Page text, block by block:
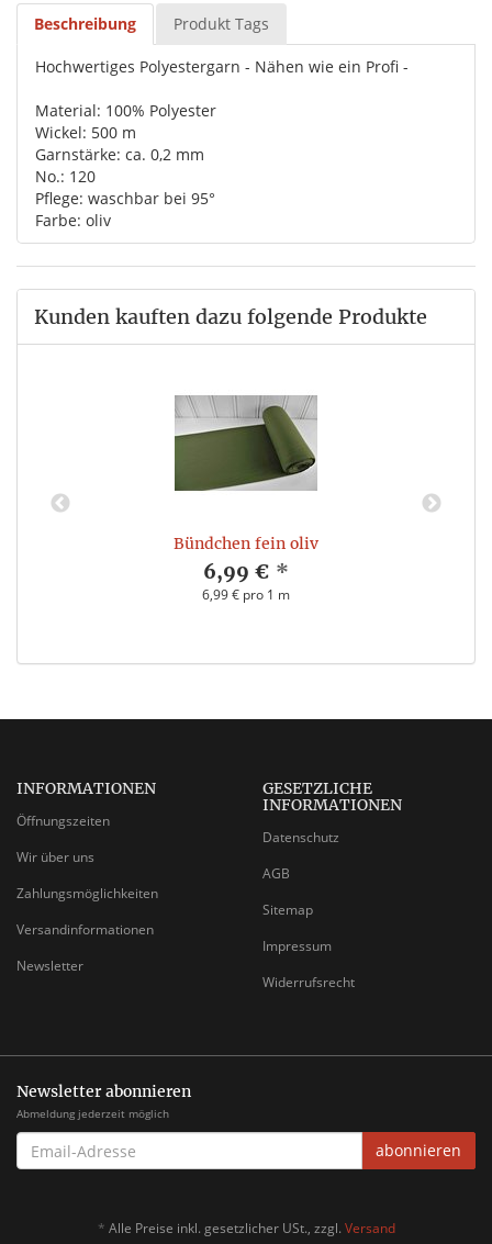
Beschreibung Produkt Tags
Hochwertiges Polyestergarn - Nähen wie ein Profi -
Material: 100% Polyester
Wickel: 500 m
Garnstärke: ca. 0,2 mm
No.: 120
Pflege: waschbar bei 95°
Farbe: oliv
Kunden kauften dazu folgende Produkte
Bündchen fein oliv
6,99 € *
6,99 € pro 1 m
INFORMATIONEN
Öffnungszeiten
Wir über uns
Zahlungsmöglichkeiten
Versandinformationen
Newsletter
GESETZLICHE
INFORMATIONEN
Datenschutz
AGB
Sitemap
Impressum
Widerrufsrecht
Newsletter abonnieren
Abmeldung jederzeit möglich
EMAIL-
ADRESSE
abonnieren
* Alle Preise inkl. gesetzlicher USt., zzgl. Versand